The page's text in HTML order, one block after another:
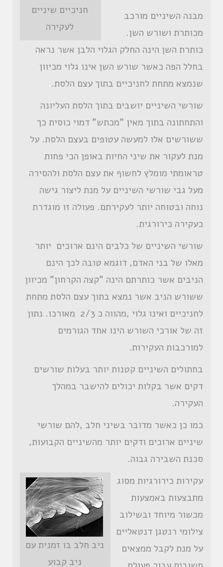
חניכיים שיניים
לעקירה
מבנה השיניים מורכב
מכותרת ושורש השן.
כותרת השן הינה החלק הגלוי הלבן אשר נראה
בחלל הפה כאשר שורש השן אינו גלוי מכיוון
שנמצא מתחת לחניכיים בתוך עצם הלסת.
שורשי השיניים יושבים בתוך הלסת העליונה
והתחתונה בתוך מאין "מכתש" דמוי כוסית כך
ששורשים אלו למעשה עטופים בעצם הלסת. על
מנת לעקור את שיני החיות באופן הכי פחות
טראומתי מומלץ לחשוף את עצם הלסת ולהסירה
מעל גבי שורשי השיניים על מנת ליצור גישה
נוחה ובטוחה יותר לעקירתם. פעולה זו מוגדרת
כעקירה כירורגית.
שורשי השיניים של כלבים הינם ארוכים יותר
מאלו של בני האדם, דוגמא טובה לכך הינם
הניבים אשר כותרתם הינה "קצה הקרחון" מכיוון
ששורש הניב אשר נמצא בתוך עצם הלסת מתחת
לחניכיים ואינו גלוי ,מהווה כ 2/3 מאורכו. נתון
זה של אורכי השורש הינו אחד הגורמים
למורכבות העקירות.
בחתולים השיניים קטנות יותר בעלות שורשים
דקים אשר בקלות יכולים להישבר במהלך
העקירה.
כמו כן כאשר מדובר בשיני חלב ,להם שורשי
שיניים ארוכים ודקים יותר מהשיניים הקבועות,
סכנת השבירה גבוה.
ניב חלב בו זמנית עם
ניב קבוע
עקירות כירורגיות מסוג
מתבצעות באמצעות
מכשור מיוחד ובשילוב
צילומי רנטגן דנטאליים
על מנת לקבל ממצאים